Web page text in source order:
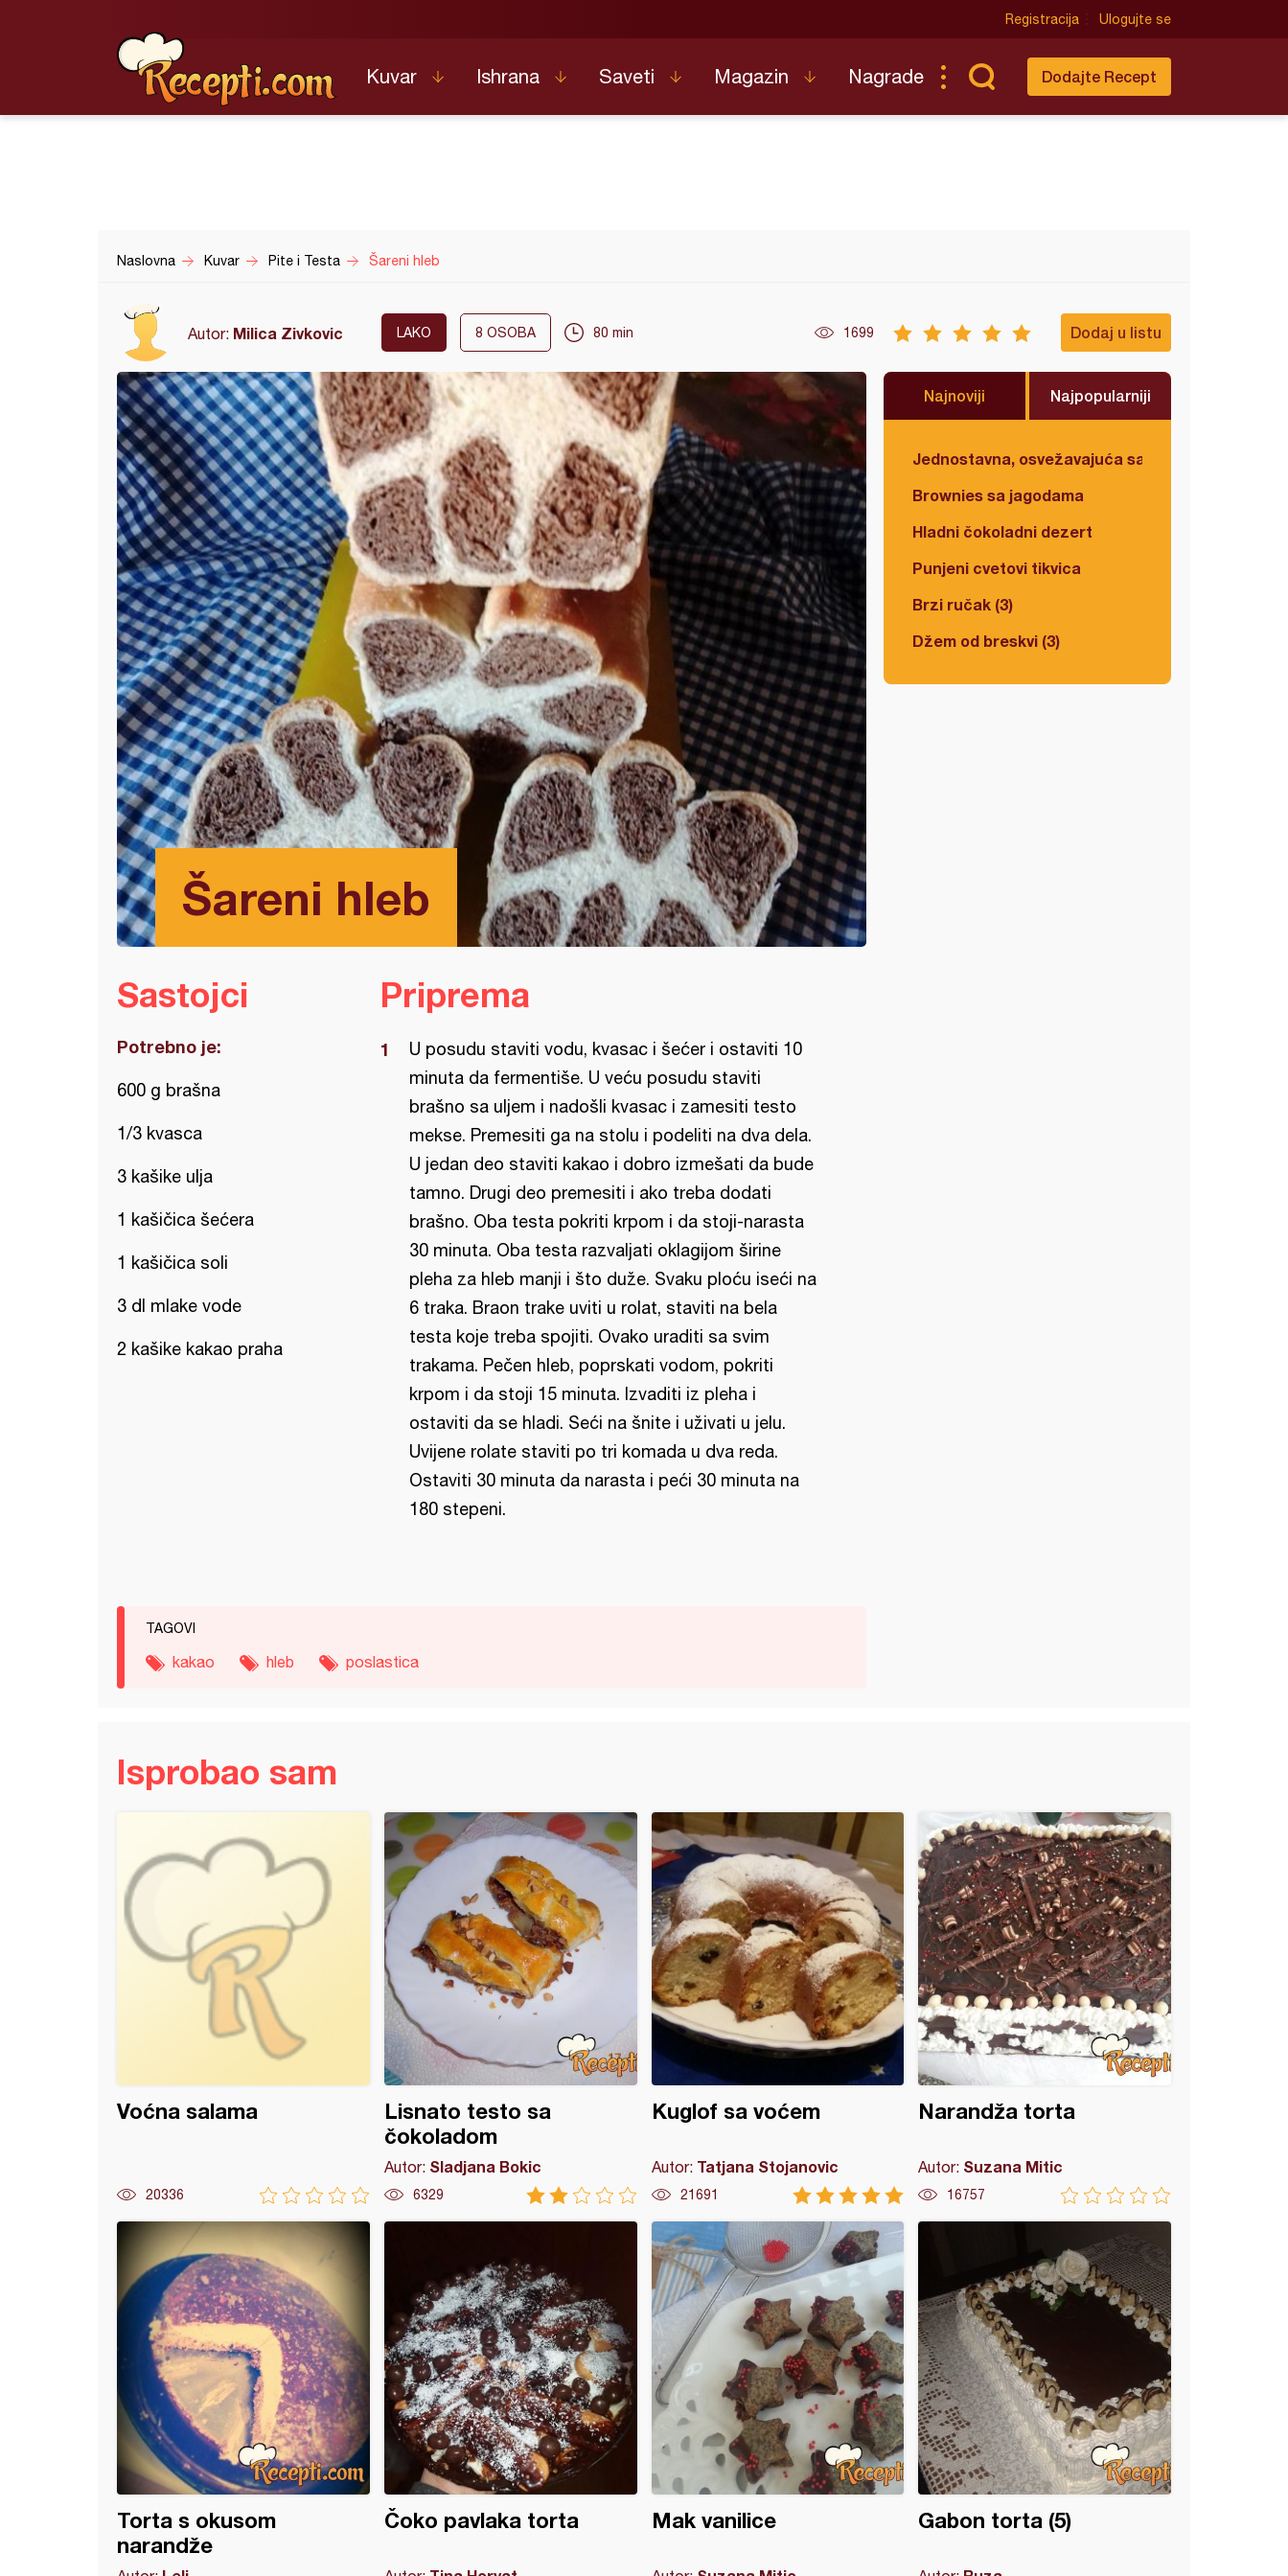
Registracija Ulogujte se
Kuvar Ishrana Saveti Magazin Nagrade Dodajte Recept
Naslovna Kuvar Pite i Testa Šareni hleb
Autor: Milica Zivkovic LAKO 8 OSOBA 80 min 1699 Dodaj u listu
Šareni hleb
Najnoviji Najpopularniji
Jednostavna, osvežavajuća salata
Brownies sa jagodama
Hladni čokoladni dezert
Punjeni cvetovi tikvica
Brzi ručak (3)
Džem od breskvi (3)
Sastojci
Potrebno je:
600 g brašna
1/3 kvasca
3 kašike ulja
1 kašičica šećera
1 kašičica soli
3 dl mlake vode
2 kašike kakao praha
Priprema
U posudu staviti vodu, kvasac i šećer i ostaviti 10
minuta da fermentiše. U veću posudu staviti
brašno sa uljem i nadošli kvasac i zamesiti testo
mekse. Premesiti ga na stolu i podeliti na dva dela.
U jedan deo staviti kakao i dobro izmešati da bude
tamno. Drugi deo premesiti i ako treba dodati
brašno. Oba testa pokriti krpom i da stoji-narasta
30 minuta. Oba testa razvaljati oklagijom širine
pleha za hleb manji i što duže. Svaku ploću iseći na
6 traka. Braon trake uviti u rolat, staviti na bela
testa koje treba spojiti. Ovako uraditi sa svim
trakama. Pečen hleb, poprskati vodom, pokriti
krpom i da stoji 15 minuta. Izvaditi iz pleha i
ostaviti da se hladi. Seći na šnite i uživati u jelu.
Uvijene rolate staviti po tri komada u dva reda.
Ostaviti 30 minuta da narasta i peći 30 minuta na
180 stepeni.
TAGOVI
kakao hleb poslastica
Isprobao sam
Voćna salama
20336
Lisnato testo sa
čokoladom
Autor: Sladjana Bokic
6329
Kuglof sa voćem
Autor: Tatjana Stojanovic
21691
Narandža torta
Autor: Suzana Mitic
16757
Torta s okusom
narandže
Čoko pavlaka torta Mak vanilice Gabon torta (5)